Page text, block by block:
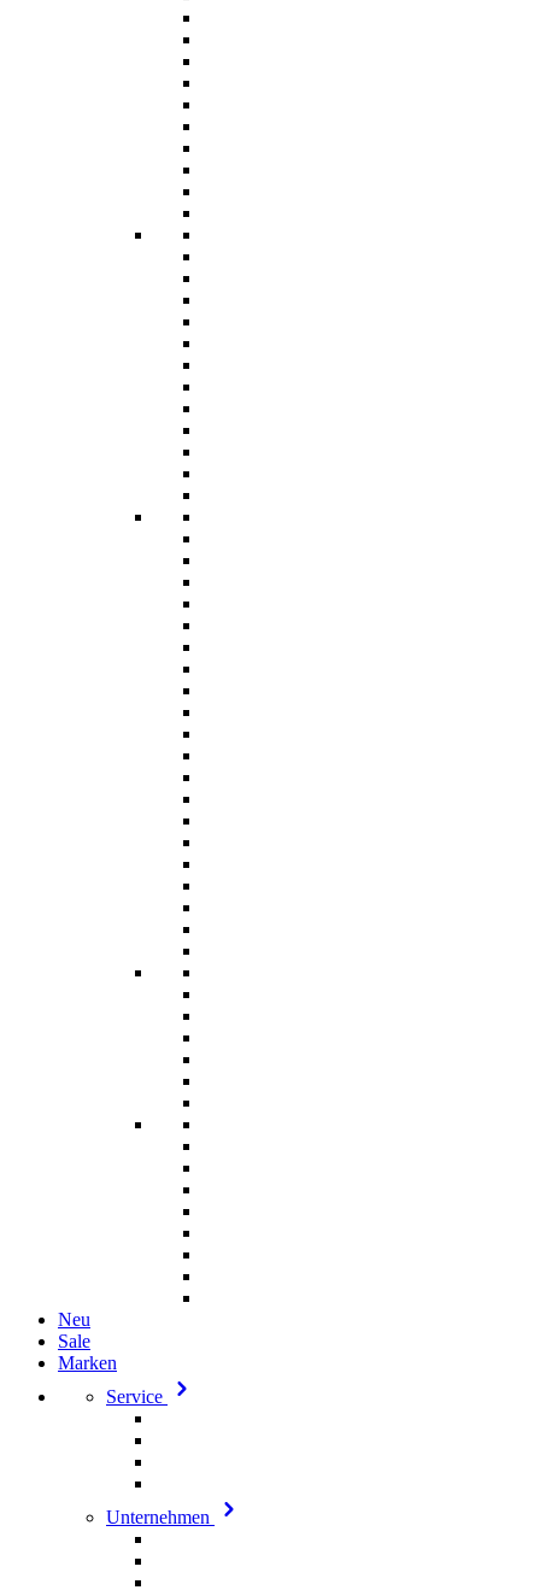
Neu
Sale
Marken
Service
Unternehmen